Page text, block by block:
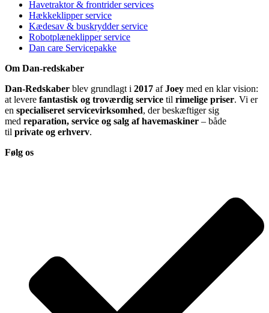
Havetraktor & frontrider services
Hækkeklipper service
Kædesav & buskrydder service
Robotplæneklipper service
Dan care Servicepakke
Om Dan-redskaber
Dan-Redskaber blev grundlagt i 2017 afJoey med en klar vision:
at levere fantastisk og troværdig service til rimelige priser. Vi er
en specialiseret servicevirksomhed, der beskæftiger sig
med reparation, service og salg af havemaskiner – både
til private og erhverv.
Følg os